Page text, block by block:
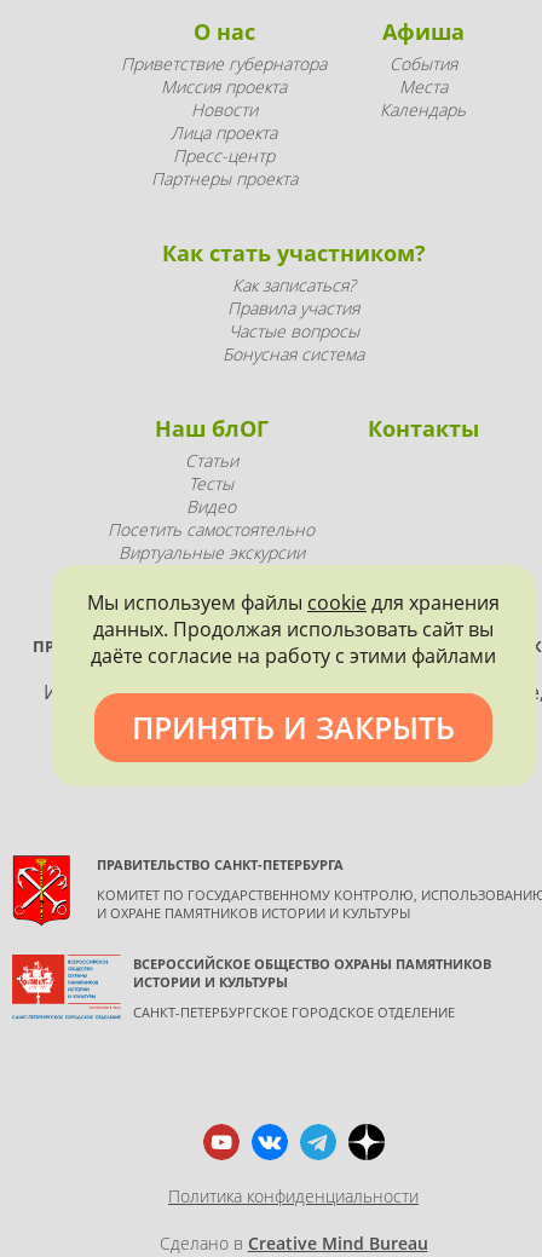
О нас
Приветствие губернатора
Миссия проекта
Новости
Лица проекта
Пресс-центр
Партнеры проекта
Афиша
События
Места
Календарь
Как стать участником?
Как записаться?
Правила участия
Частые вопросы
Бонусная система
Наш блОГ
Статьи
Тесты
Видео
Посетить самостоятельно
Виртуальные экскурсии
Контакты
ПРОЕКТ РЕАЛИЗУЕТСЯ ПРИ ПОДДЕРЖКЕ ПРАВИТЕЛЬСТВА
ПЕТЕРБУРГА
Использование материалов, размещенных на
допускается только с согласия правообладателя и
обязательной ссылкой на источник информации.
ПРАВИТЕЛЬСТВО САНКТ-ПЕТЕРБУРГА
КОМИТЕТ ПО ГОСУДАРСТВЕННОМУ КОНТРОЛЮ,
И ОХРАНЕ ПАМЯТНИКОВ ИСТОРИИ И КУЛЬТУРЫ
ВСЕРОССИЙСКОЕ ОБЩЕСТВО ОХРАНЫ ПАМЯТНИКОВ
ИСТОРИИ И КУЛЬТУРЫ
САНКТ-ПЕТЕРБУРГСКОЕ ГОРОДСКОЕ ОТДЕЛЕНИЕ
Политика конфиденциальности
Сделано в Creative Mind Bureau
Мы используем файлы cookieдля хранения
данных. Продолжая использовать сайт вы
даёте согласие на работу с этими файлами
ПРИНЯТЬ И ЗАКРЫТЬ